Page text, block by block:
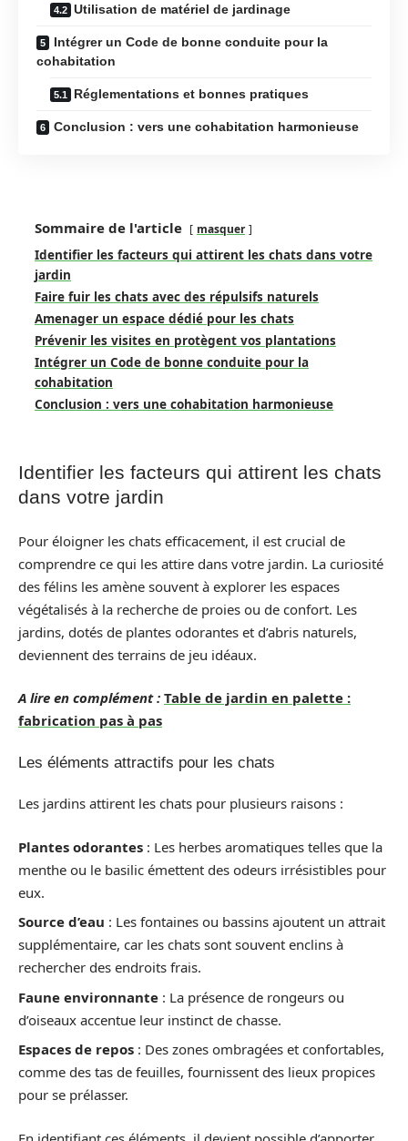
Utilisation de matériel de jardinage
Intégrer un Code de bonne conduite pour la
cohabitation
Réglementations et bonnes pratiques
Conclusion : vers une cohabitation harmonieuse
Sommaire de l'article masquer
Identifier les facteurs qui attirent les chats dans votre
jardin
Faire fuir les chats avec des répulsifs naturels
Amenager un espace dédié pour les chats
Prévenir les visites en protègent vos plantations
Intégrer un Code de bonne conduite pour la
cohabitation
Conclusion : vers une cohabitation harmonieuse
Identifier les facteurs qui attirent les chats
dans votre jardin
Pour éloigner les chats efficacement, il est crucial de
comprendre ce qui les attire dans votre jardin. La curiosité
des félins les amène souvent à explorer les espaces
végétalisés à la recherche de proies ou de confort. Les
jardins, dotés de plantes odorantes et d’abris naturels,
deviennent des terrains de jeu idéaux.
A lire en complément : Table de jardin en palette :
fabrication pas à pas
Les éléments attractifs pour les chats
Les jardins attirent les chats pour plusieurs raisons :
Plantes odorantes : Les herbes aromatiques telles que la
menthe ou le basilic émettent des odeurs irrésistibles pour
eux.
Source d’eau : Les fontaines ou bassins ajoutent un attrait
supplémentaire, car les chats sont souvent enclins à
rechercher des endroits frais.
Faune environnante : La présence de rongeurs ou
d’oiseaux accentue leur instinct de chasse.
Espaces de repos : Des zones ombragées et confortables,
comme des tas de feuilles, fournissent des lieux propices
pour se prélasser.